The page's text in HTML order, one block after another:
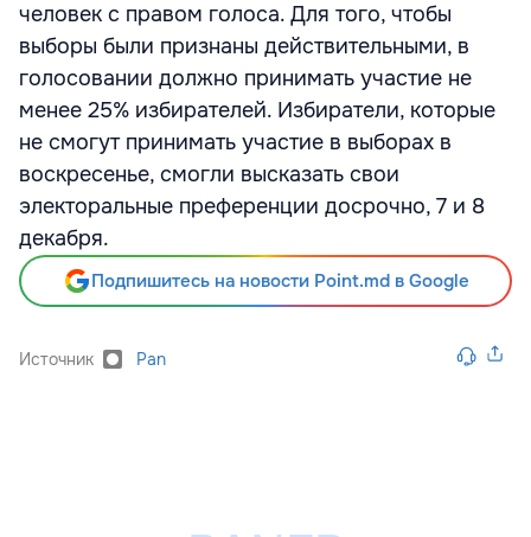
человек с правом голоса. Для того, чтобы
выборы были признаны действительными, в
голосовании должно принимать участие не
менее 25% избирателей. Избиратели, которые
не смогут принимать участие в выборах в
воскресенье, смогли высказать свои
электоральные преференции досрочно, 7 и 8
декабря.
Подпишитесь на новости Point.md в Google
Источник Pan